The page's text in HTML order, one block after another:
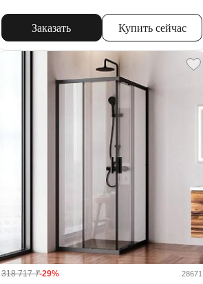
Заказать Купить сейчас
318 717₸-29% 28671